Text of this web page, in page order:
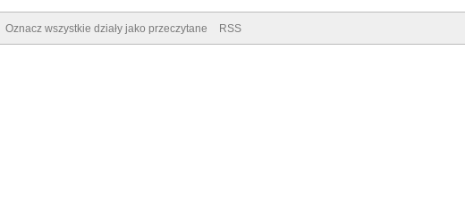
Oznacz wszystkie działy jako przeczytane RSS